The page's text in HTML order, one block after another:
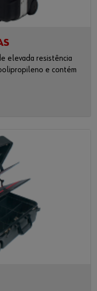
elevada resistência
e contém